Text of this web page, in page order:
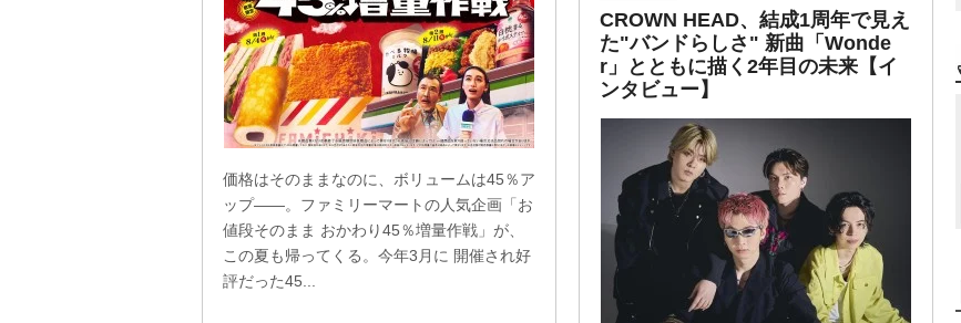
価格はそのままなのに、ボリュームは45％ア
ップ――。ファミリーマートの人気企画「お
値段そのまま おかわり45％増量作戦」が、
この夏も帰ってくる。今年3月に 開催され好
評だった45...
CROWN HEAD、結成1周年で見え
た"バンドらしさ" 新曲「Wonde
r」とともに描く2年目の未来【イ
ンタビュー】